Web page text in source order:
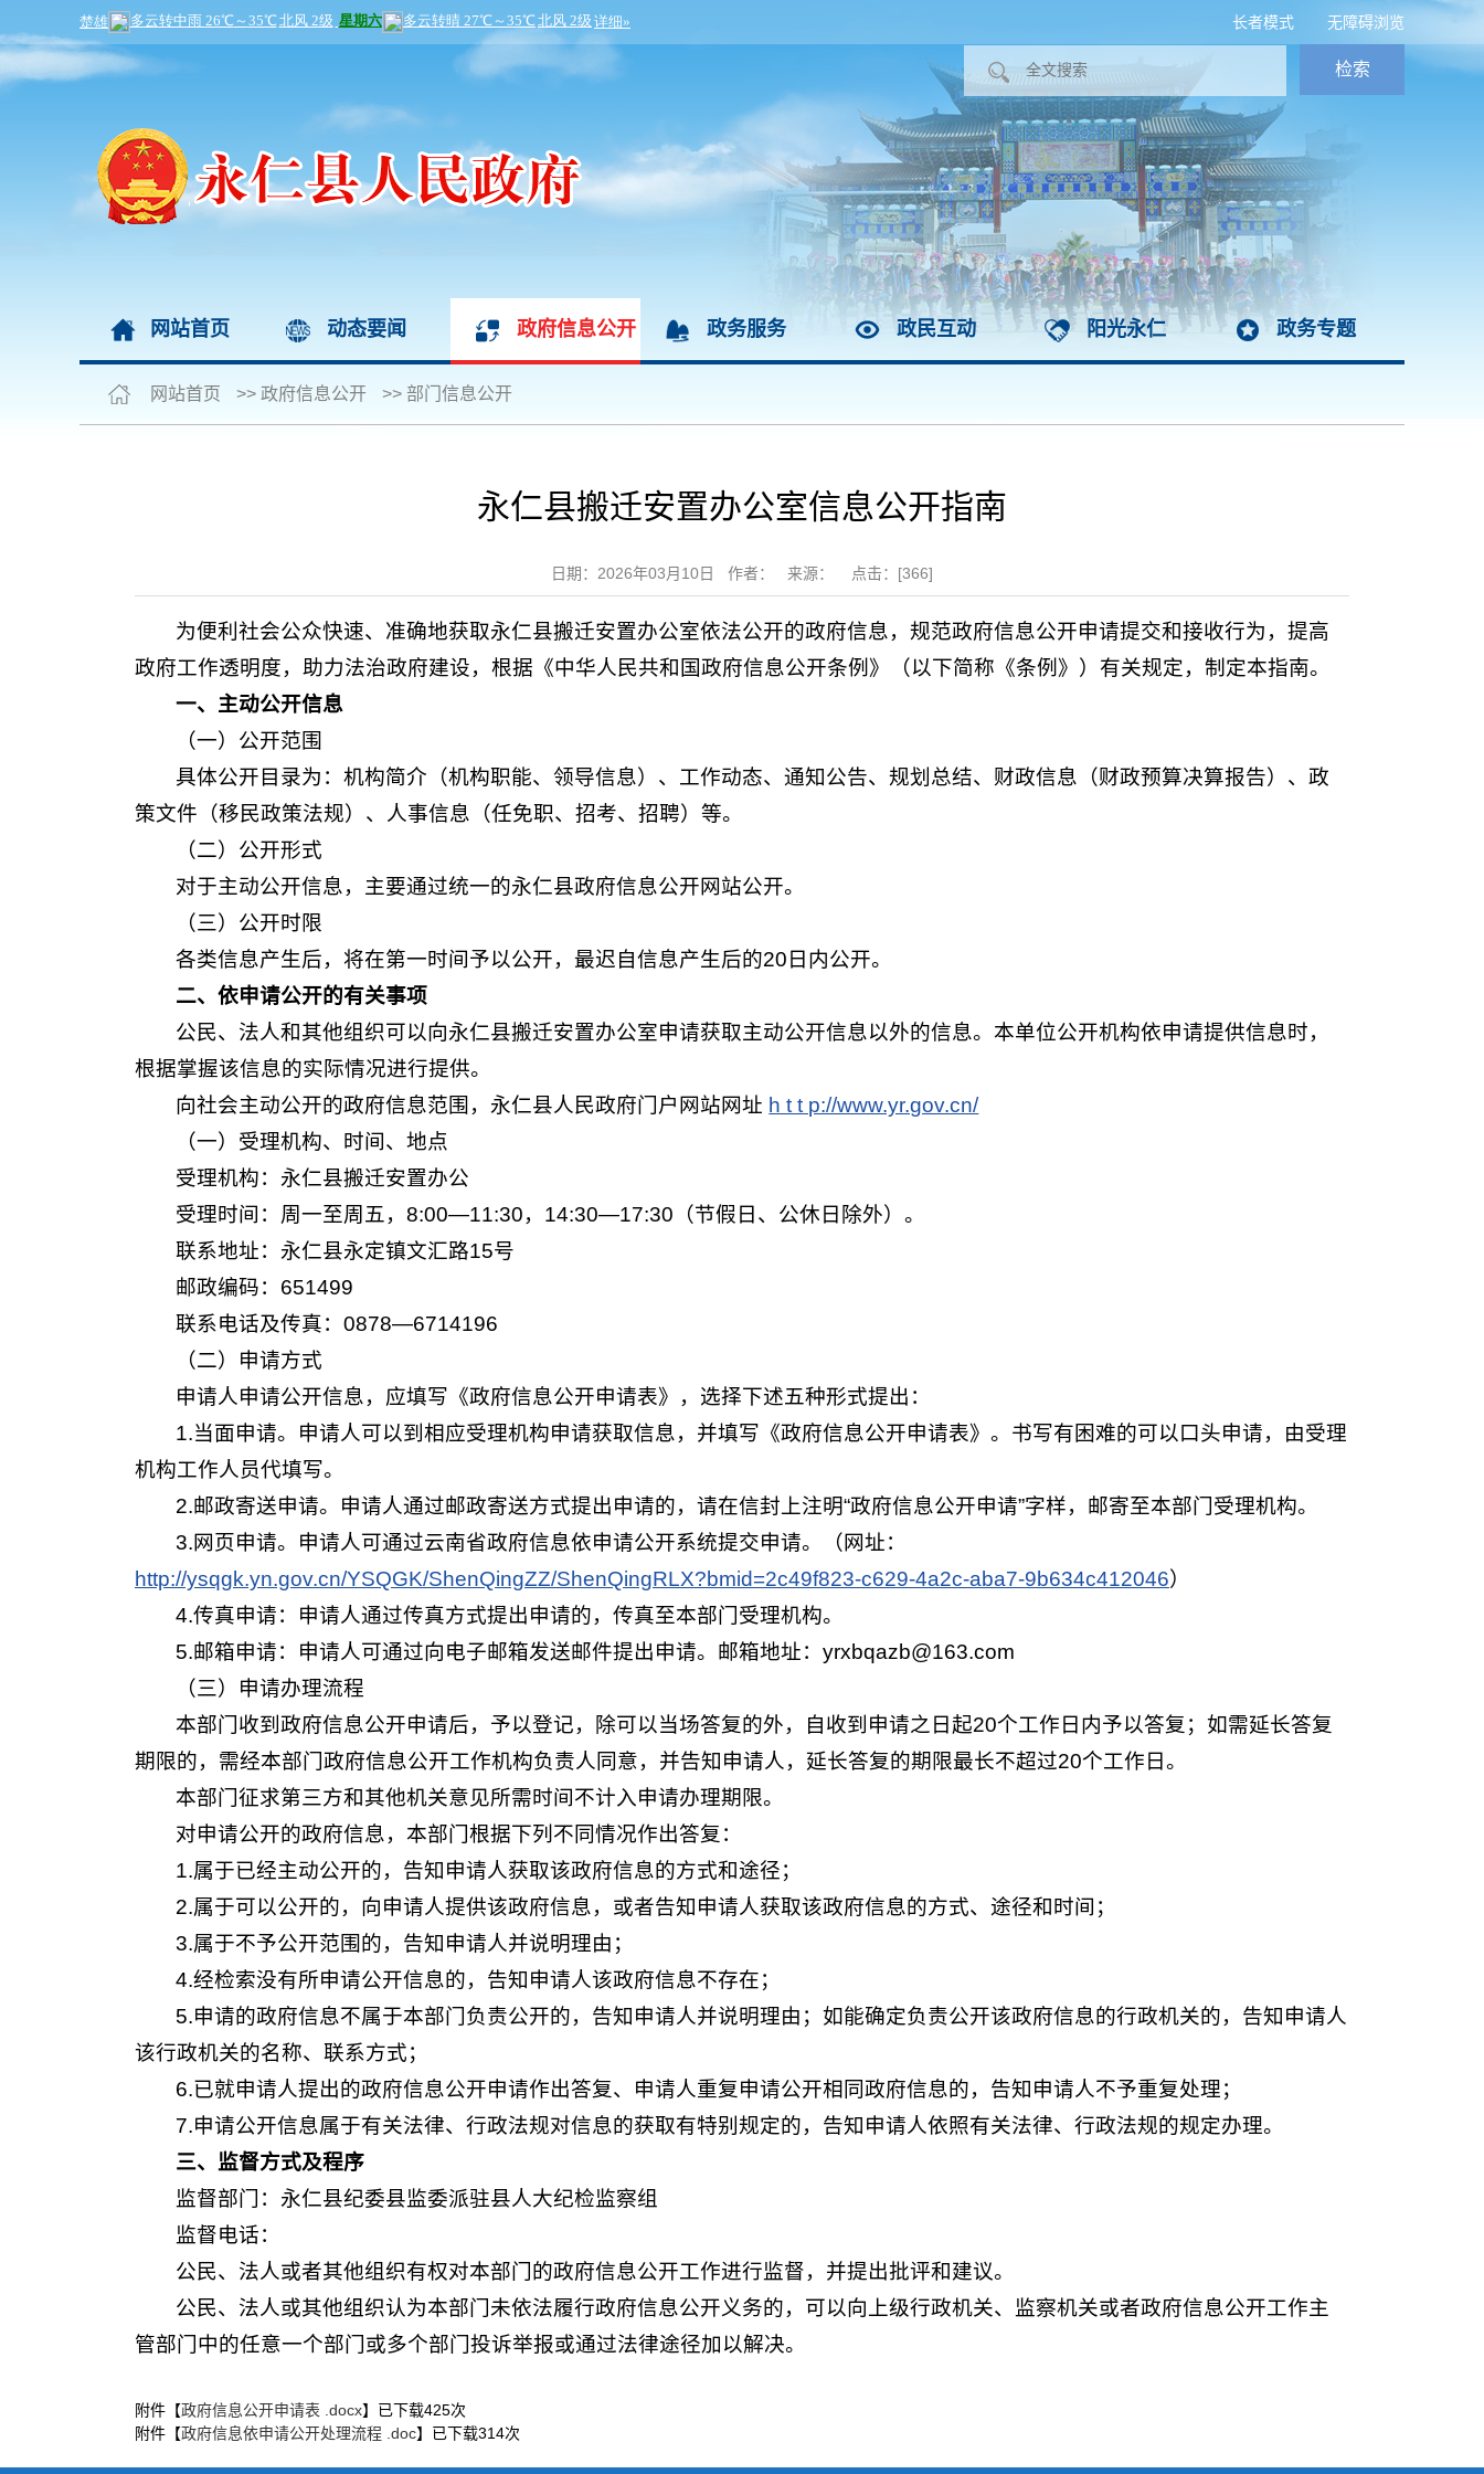
无障碍浏览
长者模式
网站首页 动态要闻 政府信息公开 政务服务 政民互动 阳光永仁 政务专题
网站首页 >> 政府信息公开 >> 部门信息公开
永仁县搬迁安置办公室信息公开指南
日期：2026年03月10日 作者： 来源： 点击：[366]
为便利社会公众快速、准确地获取永仁县搬迁安置办公室依法公开的政府信息，规范政府信息公开申请提交和接收行为，提高
政府工作透明度，助力法治政府建设，根据《中华人民共和国政府信息公开条例》（以下简称《条例》）有关规定，制定本指南。
一、主动公开信息
（一）公开范围
具体公开目录为：机构简介（机构职能、领导信息）、工作动态、通知公告、规划总结、财政信息（财政预算决算报告）、政
策文件（移民政策法规）、人事信息（任免职、招考、招聘）等。
（二）公开形式
对于主动公开信息，主要通过统一的永仁县政府信息公开网站公开。
（三）公开时限
各类信息产生后，将在第一时间予以公开，最迟自信息产生后的20日内公开。
二、依申请公开的有关事项
公民、法人和其他组织可以向永仁县搬迁安置办公室申请获取主动公开信息以外的信息。本单位公开机构依申请提供信息时，
根据掌握该信息的实际情况进行提供。
向社会主动公开的政府信息范围，永仁县人民政府门户网站网址 h t t p://www.yr.gov.cn/
（一）受理机构、时间、地点
受理机构：永仁县搬迁安置办公
受理时间：周一至周五，8:00—11:30，14:30—17:30（节假日、公休日除外）。
联系地址：永仁县永定镇文汇路15号
邮政编码：651499
联系电话及传真：0878—6714196
（二）申请方式
申请人申请公开信息，应填写《政府信息公开申请表》，选择下述五种形式提出：
1.当面申请。申请人可以到相应受理机构申请获取信息，并填写《政府信息公开申请表》。书写有困难的可以口头申请，由受理
机构工作人员代填写。
2.邮政寄送申请。申请人通过邮政寄送方式提出申请的，请在信封上注明“政府信息公开申请”字样，邮寄至本部门受理机构。
3.网页申请。申请人可通过云南省政府信息依申请公开系统提交申请。（网址：
http://ysqgk.yn.gov.cn/YSQGK/ShenQingZZ/ShenQingRLX?bmid=2c49f823-c629-4a2c-aba7-9b634c412046）
4.传真申请：申请人通过传真方式提出申请的，传真至本部门受理机构。
5.邮箱申请：申请人可通过向电子邮箱发送邮件提出申请。邮箱地址：yrxbqazb@163.com
（三）申请办理流程
本部门收到政府信息公开申请后，予以登记，除可以当场答复的外，自收到申请之日起20个工作日内予以答复；如需延长答复
期限的，需经本部门政府信息公开工作机构负责人同意，并告知申请人，延长答复的期限最长不超过20个工作日。
本部门征求第三方和其他机关意见所需时间不计入申请办理期限。
对申请公开的政府信息，本部门根据下列不同情况作出答复：
1.属于已经主动公开的，告知申请人获取该政府信息的方式和途径；
2.属于可以公开的，向申请人提供该政府信息，或者告知申请人获取该政府信息的方式、途径和时间；
3.属于不予公开范围的，告知申请人并说明理由；
4.经检索没有所申请公开信息的，告知申请人该政府信息不存在；
5.申请的政府信息不属于本部门负责公开的，告知申请人并说明理由；如能确定负责公开该政府信息的行政机关的，告知申请人
该行政机关的名称、联系方式；
6.已就申请人提出的政府信息公开申请作出答复、申请人重复申请公开相同政府信息的，告知申请人不予重复处理；
7.申请公开信息属于有关法律、行政法规对信息的获取有特别规定的，告知申请人依照有关法律、行政法规的规定办理。
三、监督方式及程序
监督部门：永仁县纪委县监委派驻县人大纪检监察组
监督电话：
公民、法人或者其他组织有权对本部门的政府信息公开工作进行监督，并提出批评和建议。
公民、法人或其他组织认为本部门未依法履行政府信息公开义务的，可以向上级行政机关、监察机关或者政府信息公开工作主
管部门中的任意一个部门或多个部门投诉举报或通过法律途径加以解决。
附件【政府信息公开申请表 .docx】已下载425次
附件【政府信息依申请公开处理流程 .doc】已下载314次